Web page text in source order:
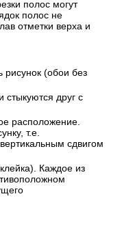
полос могут
полос не
отметки верха и
рисунок (обои без
стыкуются друг с
расположение.
т.е.
сдвигом
Каждое из